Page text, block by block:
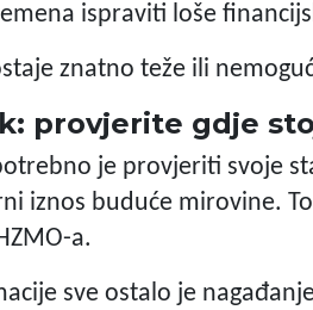
ispraviti loše
znatno teže ili
provjerite gdje
je provjeriti svoje
iznos buduće mirovine.
a.
sve ostalo je